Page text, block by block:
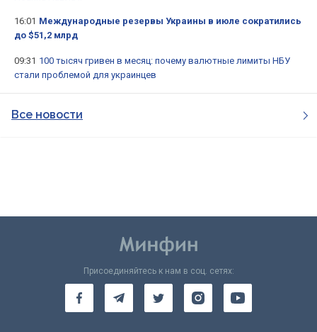
16:01 Международные резервы Украины в июле сократились
до $51,2 млрд
09:31 100 тысяч гривен в месяц: почему валютные лимиты НБУ
стали проблемой для украинцев
Все новости
Присоединяйтесь к нам в соц. сетях: